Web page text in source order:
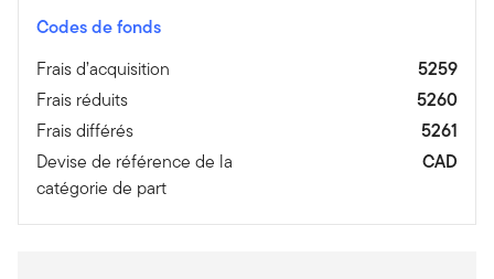
Codes de fonds
Frais d’acquisition
5259
Frais réduits
5260
Frais différés
5261
Devise de référence de la
catégorie de part
CAD